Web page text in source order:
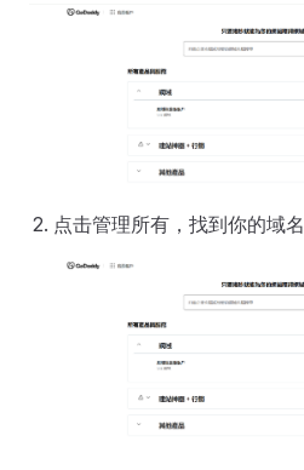
点击管理所有，找到你的域名